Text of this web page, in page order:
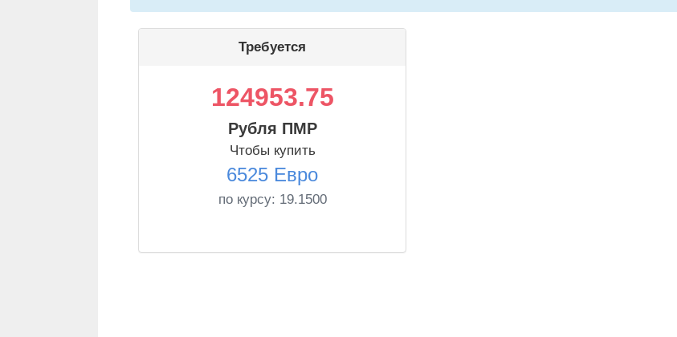
Требуется
124953.75
Рубля ПМР
Чтобы купить
6525 Евро
по курсу: 19.1500